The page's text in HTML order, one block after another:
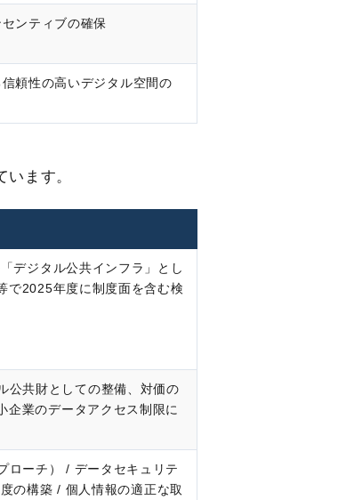
ンティブの確保
頼性の高いデジタル空間の
ます。
デジタル公共インフラ」とし
で2025年度に制度面を含む検
公共財としての整備、対価の
企業のデータアクセス制限に
ローチ） / データセキュリテ
の構築 / 個人情報の適正な取